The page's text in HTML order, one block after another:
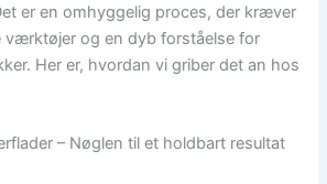
er en omhyggelig proces, der kræver
værktøjer og en dyb forståelse for
Her er, hvordan vi griber det an hos
– Nøglen til et holdbart resultat